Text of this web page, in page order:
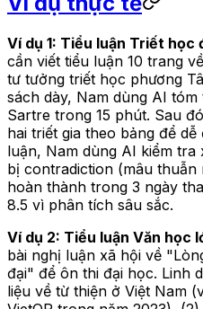
Ví dụ 1: Tiểu luận Triết học
cần viết tiểu luận 10 trang
tư tưởng triết học phương
sách dày, Nam dùng AI
Sartre trong 15 phút. Sau
hai triết gia theo bảng để
luận, Nam dùng AI kiểm tra
bị contradiction (mâu thuẫn
hoàn thành trong 3 ngày
8.5 vì phân tích sâu sắc.
Ví dụ 2: Tiểu luận Văn học
bài nghị luận xã hội về
đại" để ôn thi đại học. Linh
liệu về từ thiện ở Việt Nam